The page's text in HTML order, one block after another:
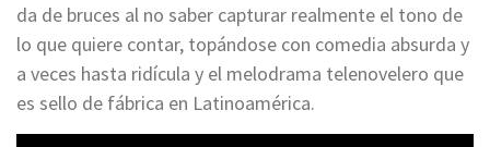
da de bruces al no saber capturar realmente el tono de
lo que quiere contar, topándose con comedia absurda y
a veces hasta ridícula y el melodrama telenovelero que
es sello de fábrica en Latinoamérica.